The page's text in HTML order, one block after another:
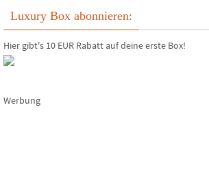
Luxury Box abonnieren:
Hier gibt's 10 EUR Rabatt auf deine erste Box!
Werbung